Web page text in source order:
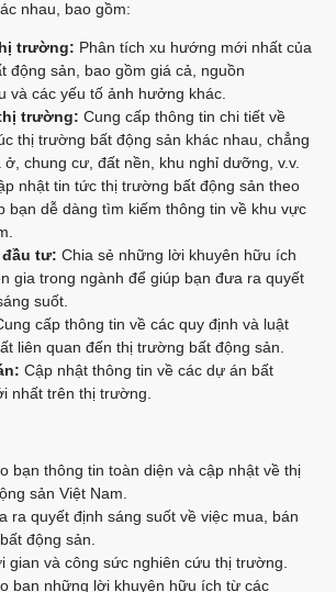
nhau, bao gồm:
trường: Phân tích xu hướng mới nhất của
động sản, bao gồm giá cả, nguồn
và các yếu tố ảnh hưởng khác.
trường: Cung cấp thông tin chi tiết về
thị trường bất động sản khác nhau, chẳng
ở, chung cư, đất nền, khu nghỉ dưỡng, v.v.
nhật tin tức thị trường bất động sản theo
bạn dễ dàng tìm kiếm thông tin về khu vực
tư: Chia sẻ những lời khuyên hữu ích
gia trong ngành để giúp bạn đưa ra quyết
suốt.
cấp thông tin về các quy định và luật
liên quan đến thị trường bất động sản.
Cập nhật thông tin về các dự án bất
nhất trên thị trường.
bạn thông tin toàn diện và cập nhật về thị
sản Việt Nam.
ra quyết định sáng suốt về việc mua, bán
động sản.
gian và công sức nghiên cứu thị trường.
bạn những lời khuyên hữu ích từ các